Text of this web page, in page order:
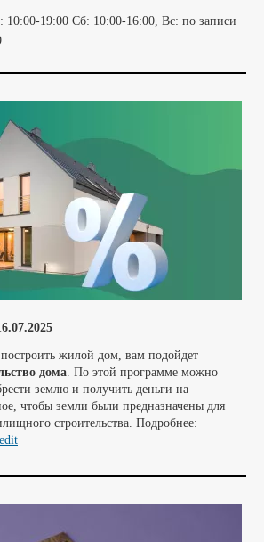
19:00 Сб: 10:00-16:00, Вс: по записи
.07.2025
жилой дом, вам подойдет
дома . По этой программе можно
землю и получить деньги на
чтобы земли были предназначены для
строительства. Подробнее: